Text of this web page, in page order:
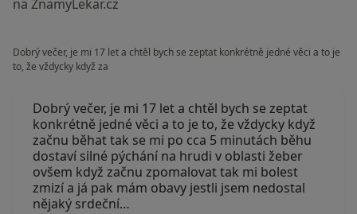
na ZnamyLekar.cz
Dobrý večer, je mi 17 let a chtěl bych se zeptat konkrétně jedné věci a to je
to, že vždycky když za
Dobrý večer, je mi 17 let a chtěl bych se zeptat
konkrétně jedné věci a to je to, že vždycky když
začnu běhat tak se mi po cca 5 minutách běhu
dostaví silné pýchání na hrudi v oblasti žeber
ovšem když začnu zpomalovat tak mi bolest
zmizí a já pak mám obavy jestli jsem nedostal
nějaký srdeční…